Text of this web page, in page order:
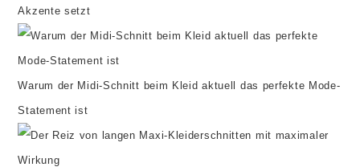
Akzente setzt
Warum der Midi-Schnitt beim Kleid aktuell das perfekte Mode-
Statement ist